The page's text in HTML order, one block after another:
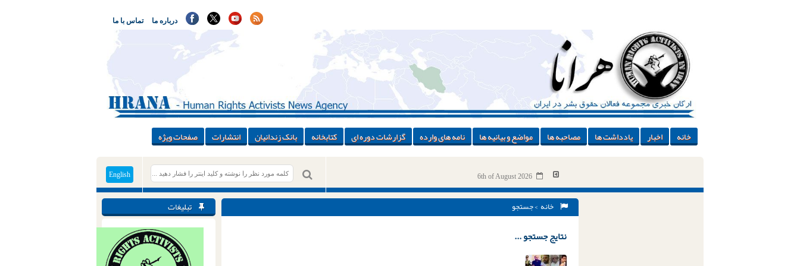
تماس با ما درباره ما
خانه اخبار یادداشت ها مصاحبه ها مواضع و بیانیه ها نامه های وارده گزارشات دوره ای کتابخانه بانک زندانیان انتشارات صفحات ویژه
English 6th of August 2026
تبلیغات خانه > جستجو
نتایج جستجو ...